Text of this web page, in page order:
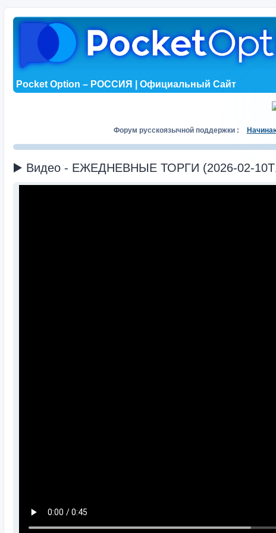
Pocket Option – РОССИЯ | Официальный Сайт
Форум русскоязычной поддержки :
▶️ Видео - ЕЖЕДНЕВНЫЕ ТОРГИ (2026-02-